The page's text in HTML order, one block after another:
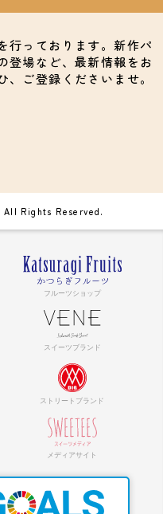
行っております。新作パ
登場など、最新情報をお
ご登録くださいませ。
Rights Reserved.